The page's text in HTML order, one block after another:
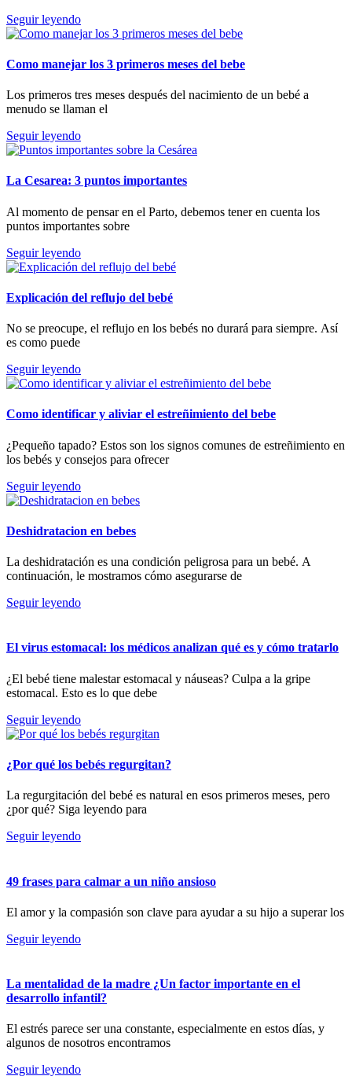
Seguir leyendo
Como manejar los 3 primeros meses del bebe
Los primeros tres meses después del nacimiento de un bebé a
menudo se llaman el
Seguir leyendo
La Cesarea: 3 puntos importantes
Al momento de pensar en el Parto, debemos tener en cuenta los
puntos importantes sobre
Seguir leyendo
Explicación del reflujo del bebé
No se preocupe, el reflujo en los bebés no durará para siempre. Así
es como puede
Seguir leyendo
Como identificar y aliviar el estreñimiento del bebe
¿Pequeño tapado? Estos son los signos comunes de estreñimiento en
los bebés y consejos para ofrecer
Seguir leyendo
Deshidratacion en bebes
La deshidratación es una condición peligrosa para un bebé. A
continuación, le mostramos cómo asegurarse de
Seguir leyendo
El virus estomacal: los médicos analizan qué es y cómo tratarlo
¿El bebé tiene malestar estomacal y náuseas? Culpa a la gripe
estomacal. Esto es lo que debe
Seguir leyendo
¿Por qué los bebés regurgitan?
La regurgitación del bebé es natural en esos primeros meses, pero
¿por qué? Siga leyendo para
Seguir leyendo
49 frases para calmar a un niño ansioso
El amor y la compasión son clave para ayudar a su hijo a superar los
Seguir leyendo
La mentalidad de la madre ¿Un factor importante en el
desarrollo infantil?
El estrés parece ser una constante, especialmente en estos días, y
algunos de nosotros encontramos
Seguir leyendo